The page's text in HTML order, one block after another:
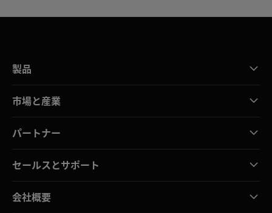
製品
市場と産業
パートナー
セールスとサポート
会社概要